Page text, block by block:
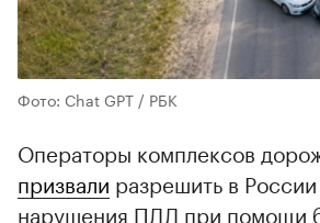
Фото: Chat GPT / РБК
Операторы комплексов
призвали разрешить в
нарушения ПДД при помощи